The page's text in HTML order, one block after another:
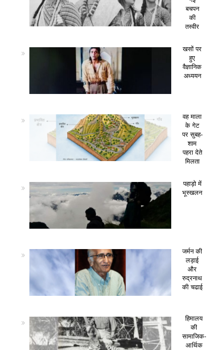
बचपन
की
तस्वीर
खसों पर
हुए
वैज्ञानिक
अध्ययन
वह माला
के गेट
पर सुबह-
शाम
पहरा देते
मिलता
पहाड़ो में
भूस्खलन
जर्मन की
लड़ाई
और
रुद्रनाथ
की चढाई
हिमालय
की
सामाजिक-
आर्थिक